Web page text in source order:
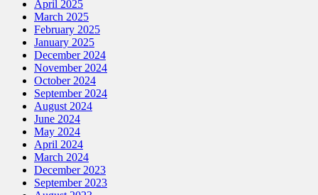
April 2025
March 2025
February 2025
January 2025
December 2024
November 2024
October 2024
September 2024
August 2024
June 2024
May 2024
April 2024
March 2024
December 2023
September 2023